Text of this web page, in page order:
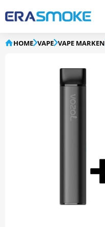
HOME VAPE VAPE MARKEN